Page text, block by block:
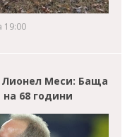
19:00
Лионел Меси: Баща
68 години